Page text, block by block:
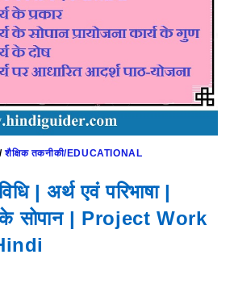
/शैक्षिक तकनीकी/EDUCATIONAL
| अर्थ एवं परिभाषा |
के सोपान | Project Work